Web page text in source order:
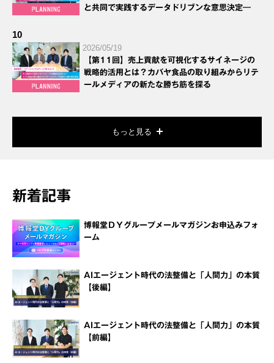
と共同で実践するデータドリブンな意思決定―
10
2026/05/19
【第11回】売上貢献を可視化するサイネージの
戦略的活用とは？カバヤ食品の取り組みからリテ
ールメディアの新たな勝ち筋を探る
もっと見る
新着記事
博報堂ＤＹグループメールマガジンお申込みフォ
ーム
AIエージェント時代の法整備と「人間力」の本質
【後編】
AIエージェント時代の法整備と「人間力」の本質
【前編】